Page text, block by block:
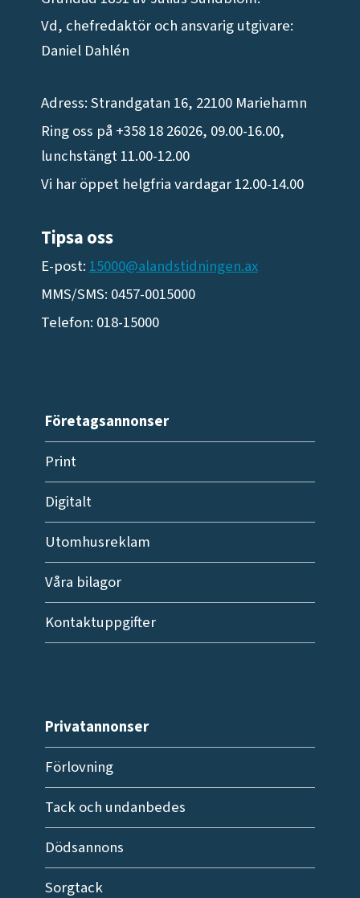
Vd, chefredaktör och ansvarig utgivare:
Daniel Dahlén
Adress: Strandgatan 16, 22100 Mariehamn
Ring oss på +358 18 26026, 09.00-16.00,
lunchstängt 11.00-12.00
Vi har öppet helgfria vardagar 12.00-14.00
Tipsa oss
E-post: 15000@alandstidningen.ax
MMS/SMS: 0457-0015000
Telefon: 018-15000
Företagsannonser
Print
Digitalt
Utomhusreklam
Våra bilagor
Kontaktuppgifter
Privatannonser
Förlovning
Tack och undanbedes
Dödsannons
Sorgtack